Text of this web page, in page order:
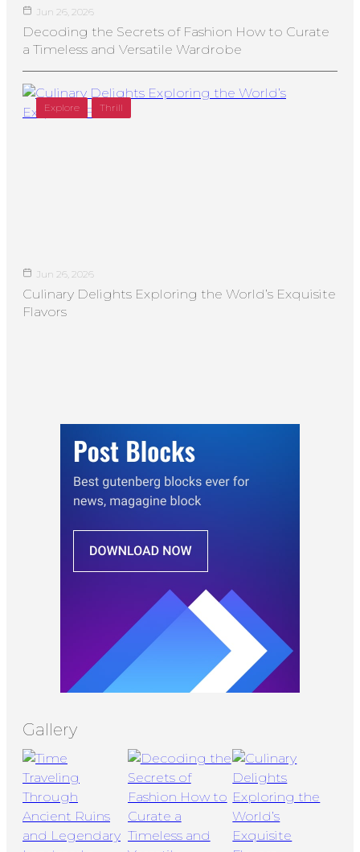
Jun 26, 2026
Decoding the Secrets of Fashion How to Curate
a Timeless and Versatile Wardrobe
Explore Thrill
Jun 26, 2026
Culinary Delights Exploring the World’s Exquisite
Flavors
Gallery